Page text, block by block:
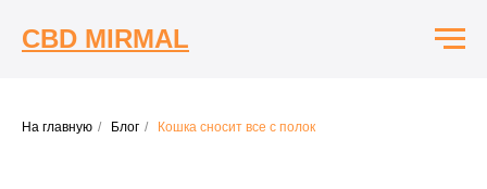
CBD MIRMAL
На главную / Блог / Кошка сносит все с полок